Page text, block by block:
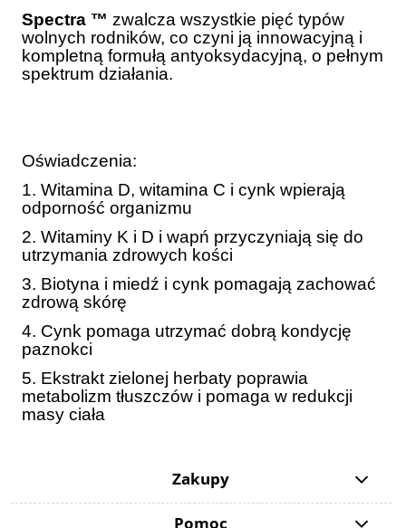
Spectra ™ zwalcza wszystkie pięć typów
wolnych rodników, co czyni ją innowacyjną i
kompletną formułą antyoksydacyjną, o pełnym
spektrum działania.
Oświadczenia:
1. Witamina D, witamina C i cynk wpierają
odporność organizmu
2. Witaminy K i D i wapń przyczyniają się do
utrzymania zdrowych kości
3. Biotyna i miedź i cynk pomagają zachować
zdrową skórę
4. Cynk pomaga utrzymać dobrą kondycję
paznokci
5. Ekstrakt zielonej herbaty poprawia
metabolizm tłuszczów i pomaga w redukcji
masy ciała
Zakupy
Pomoc